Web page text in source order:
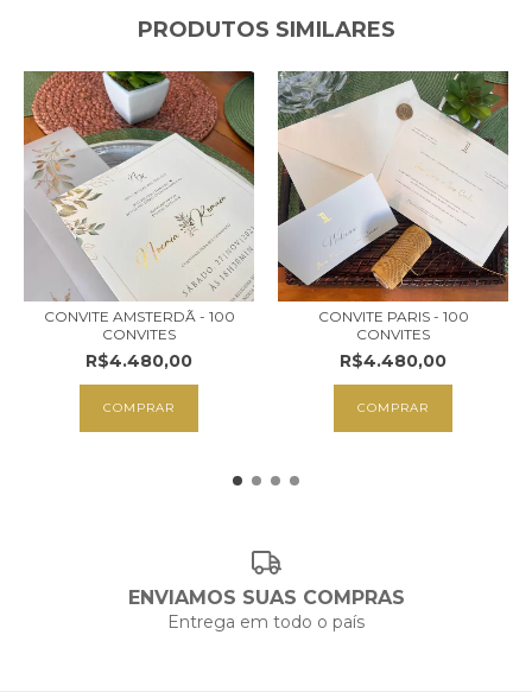
PRODUTOS SIMILARES
CONVITE AMSTERDÃ - 100
CONVITES
R$4.480,00
COMPRAR
CONVITE PARIS - 100
CONVITES
R$4.480,00
COMPRAR
ENVIAMOS SUAS COMPRAS
Entrega em todo o país